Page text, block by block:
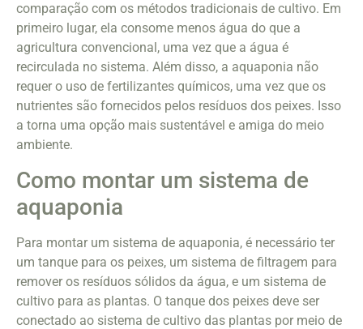
comparação com os métodos tradicionais de cultivo. Em
primeiro lugar, ela consome menos água do que a
agricultura convencional, uma vez que a água é
recirculada no sistema. Além disso, a aquaponia não
requer o uso de fertilizantes químicos, uma vez que os
nutrientes são fornecidos pelos resíduos dos peixes. Isso
a torna uma opção mais sustentável e amiga do meio
ambiente.
Como montar um sistema de
aquaponia
Para montar um sistema de aquaponia, é necessário ter
um tanque para os peixes, um sistema de filtragem para
remover os resíduos sólidos da água, e um sistema de
cultivo para as plantas. O tanque dos peixes deve ser
conectado ao sistema de cultivo das plantas por meio de